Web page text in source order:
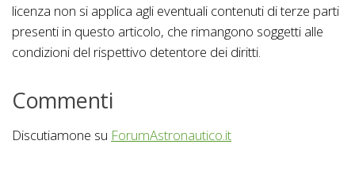
licenza non si applica agli eventuali contenuti di terze parti
presenti in questo articolo, che rimangono soggetti alle
condizioni del rispettivo detentore dei diritti.
Commenti
Discutiamone su ForumAstronautico.it